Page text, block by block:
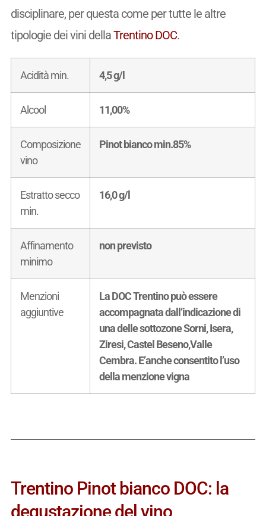
disciplinare, per questa come per tutte le altre
tipologie dei vini dellaTrentino DOC.
Acidità min. 4,5 g/l
Alcool 11,00%
Composizione
vino
Pinot bianco min.85%
Estratto secco
min.
16,0 g/l
Affinamento
minimo
non previsto
Menzioni
aggiuntive
La DOC Trentino può essere
accompagnata dall’indicazione di
una delle sottozone Sorni, Isera,
Ziresi, Castel Beseno,Valle
Cembra. E’anche consentito l’uso
della menzione vigna
Trentino Pinot bianco DOC: la
degustazione del vino